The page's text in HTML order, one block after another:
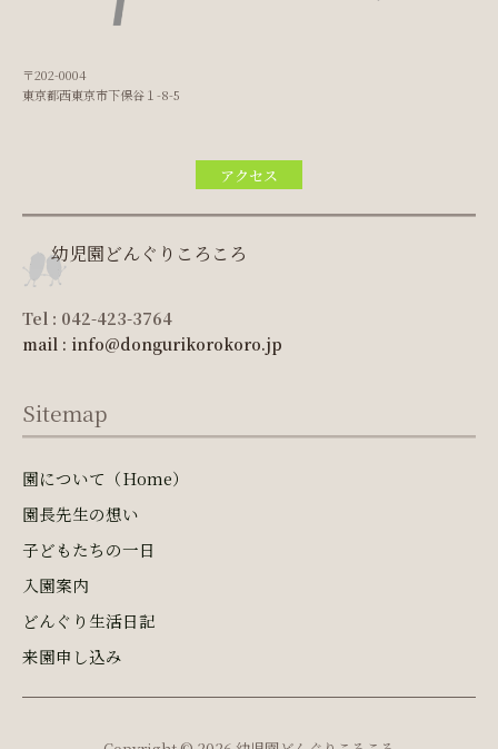
〒202-0004
東京都西東京市下保谷１-8-5
アクセス
幼児園どんぐりころころ
Tel : 042-423-3764
mail : info@dongurikorokoro.jp
Sitemap
園について（Home）
園長先生の想い
子どもたちの一日
入園案内
どんぐり生活日記
来園申し込み